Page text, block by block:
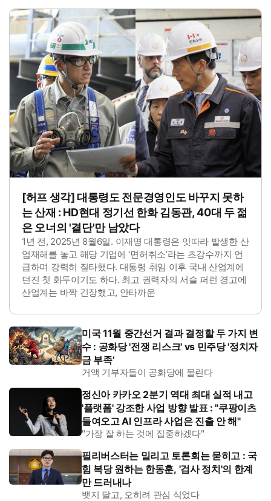
[허프 생각] 대통령도 전문경영인도 바꾸지 못하
는 산재 : HD현대 정기선 한화 김동관, 40대 두 젊
은 오너의 '결단'만 남았다
1년 전, 2025년 8월6일. 이재명 대통령은 잇따라 발생한 산
업재해를 놓고 해당 기업에 ‘면허취소’라는 초강수까지 언
급하며 강력히 질타했다. 대통령 취임 이후 국내 산업계에
던진 첫 화두이기도 하다. 최고 권력자의 서슬 퍼런 경고에
산업계는 바짝 긴장했고, 안타까운
미국 11월 중간선거 결과 결정할 두 가지 변
수 : 공화당 '전쟁 리스크' vs 민주당 '정치자
금 부족'
거액 기부자들이 공화당에 몰린다
정신아 카카오 2분기 역대 최대 실적 내고
'플랫폼' 강조한 사업 방향 발표 : "쿠팡이츠
들여오고 AI 인프라 사업은 진출 안 해"
"가장 잘 하는 것에 집중하겠다"
필리버스터는 밀리고 토론회는 묻히고 : 국
힘 복당 원하는 한동훈, '검사 정치'의 한계
만 드러내나
뱃지 달고, 오히려 관심 식었다